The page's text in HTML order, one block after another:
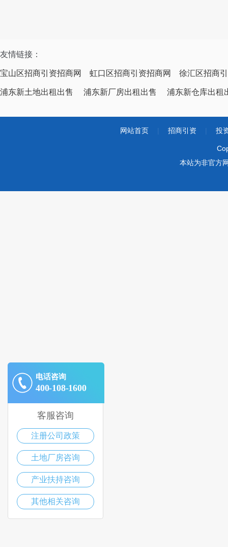
友情链接：
宝山区招商引资招商网 虹口区招商引资招商网 徐汇区招商
浦东新土地出租出售 浦东新厂房出租出售 浦东新仓库出租
网站首页 招商引资 投
本站为非官方
电话咨询
400-108-1600
客服咨询
注册公司政策
土地厂房咨询
产业扶持咨询
其他相关咨询